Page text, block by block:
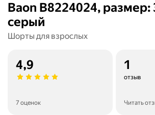
Baon B8224024, размер:
серый
Шорты для взрослых
4,9
7 оценок
1
отзыв
Читать